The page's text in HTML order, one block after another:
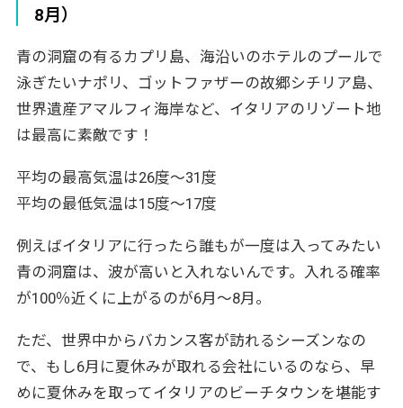
8月）
青の洞窟の有るカプリ島、海沿いのホテルのプールで
泳ぎたいナポリ、ゴットファザーの故郷シチリア島、
世界遺産アマルフィ海岸など、イタリアのリゾート地
は最高に素敵です！
平均の最高気温は26度〜31度
平均の最低気温は15度〜17度
例えばイタリアに行ったら誰もが一度は入ってみたい
青の洞窟は、波が高いと入れないんです。入れる確率
が100％近くに上がるのが6月～8月。
ただ、世界中からバカンス客が訪れるシーズンなの
で、もし6月に夏休みが取れる会社にいるのなら、早
めに夏休みを取ってイタリアのビーチタウンを堪能す